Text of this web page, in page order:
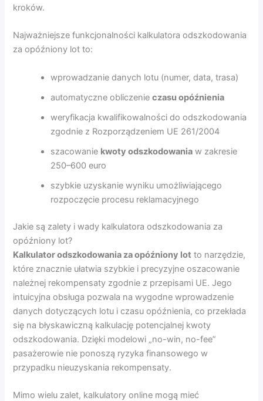
kroków.
Najważniejsze funkcjonalności kalkulatora odszkodowania
za opóźniony lot to:
wprowadzanie danych lotu (numer, data, trasa)
automatyczne obliczenieczasu opóźnienia
weryfikacja kwalifikowalności do odszkodowania
zgodnie z Rozporządzeniem UE 261/2004
szacowanie kwoty odszkodowania w zakresie
250–600 euro
szybkie uzyskanie wyniku umożliwiającego
rozpoczęcie procesu reklamacyjnego
Jakie są zalety i wady kalkulatora odszkodowania za
opóźniony lot?
Kalkulator odszkodowania za opóźniony lot to narzędzie,
które znacznie ułatwia szybkie i precyzyjne oszacowanie
należnej rekompensaty zgodnie z przepisami UE. Jego
intuicyjna obsługa pozwala na wygodne wprowadzenie
danych dotyczących lotu i czasu opóźnienia, co przekłada
się na błyskawiczną kalkulację potencjalnej kwoty
odszkodowania. Dzięki modelowi „no-win, no-fee”
pasażerowie nie ponoszą ryzyka finansowego w
przypadku nieuzyskania rekompensaty.
Mimo wielu zalet, kalkulatory online mogą mieć